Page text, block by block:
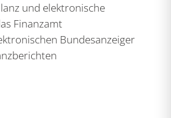
und elektronische
Finanzamt
Bundesanzeiger